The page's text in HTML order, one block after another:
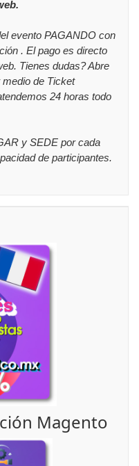
evento PAGANDO con
. El pago es directo
Tienes dudas? Abre
de Ticket
24 horas todo
y SEDE por cada
de participantes.
Magento